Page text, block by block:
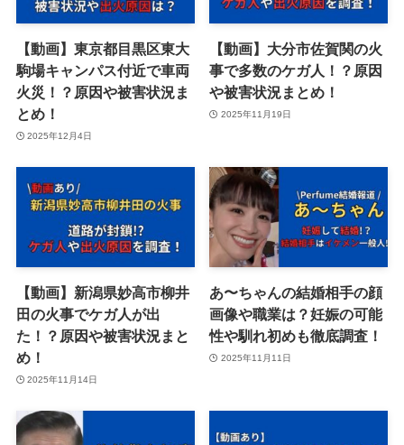
【動画】東京都目黒区東大
駒場キャンパス付近で車両
火災！？原因や被害状況ま
とめ！
2025年12月4日
【動画】大分市佐賀関の火
事で多数のケガ人！？原因
や被害状況まとめ！
2025年11月19日
【動画】新潟県妙高市柳井
田の火事でケガ人が出
た！？原因や被害状況まと
め！
2025年11月14日
あ〜ちゃんの結婚相手の顔
画像や職業は？妊娠の可能
性や馴れ初めも徹底調査！
2025年11月11日